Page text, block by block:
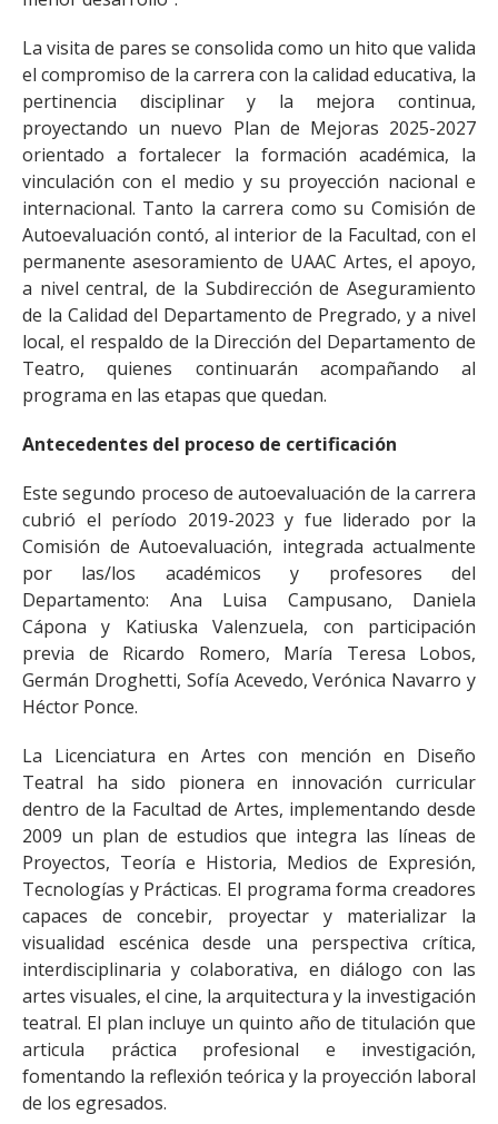
La visita de pares se consolida como un hito que valida
el compromiso de la carrera con la calidad educativa, la
pertinencia disciplinar y la mejora continua,
proyectando un nuevo Plan de Mejoras 2025-2027
orientado a fortalecer la formación académica, la
vinculación con el medio y su proyección nacional e
internacional. Tanto la carrera como su Comisión de
Autoevaluación contó, al interior de la Facultad, con el
permanente asesoramiento de UAAC Artes, el apoyo,
a nivel central, de la Subdirección de Aseguramiento
de la Calidad del Departamento de Pregrado, y a nivel
local, el respaldo de la Dirección del Departamento de
Teatro, quienes continuarán acompañando al
programa en las etapas que quedan.
Antecedentes del proceso de certificación
Este segundo proceso de autoevaluación de la carrera
cubrió el período 2019-2023 y fue liderado por la
Comisión de Autoevaluación, integrada actualmente
por las/los académicos y profesores del
Departamento: Ana Luisa Campusano, Daniela
Cápona y Katiuska Valenzuela, con participación
previa de Ricardo Romero, María Teresa Lobos,
Germán Droghetti, Sofía Acevedo, Verónica Navarro y
Héctor Ponce.
La Licenciatura en Artes con mención en Diseño
Teatral ha sido pionera en innovación curricular
dentro de la Facultad de Artes, implementando desde
2009 un plan de estudios que integra las líneas de
Proyectos, Teoría e Historia, Medios de Expresión,
Tecnologías y Prácticas. El programa forma creadores
capaces de concebir, proyectar y materializar la
visualidad escénica desde una perspectiva crítica,
interdisciplinaria y colaborativa, en diálogo con las
artes visuales, el cine, la arquitectura y la investigación
teatral. El plan incluye un quinto año de titulación que
articula práctica profesional e investigación,
fomentando la reflexión teórica y la proyección laboral
de los egresados.